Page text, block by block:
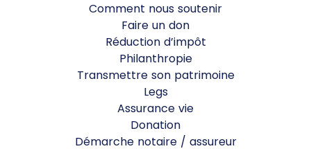
Comment nous soutenir
Faire un don
Réduction d’impôt
Philanthropie
Transmettre son patrimoine
Legs
Assurance vie
Donation
Démarche notaire / assureur